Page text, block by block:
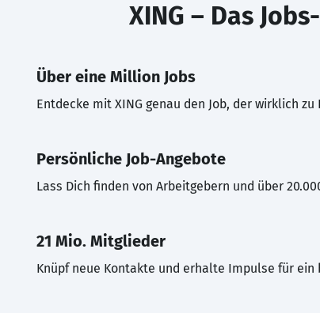
XING – Das
Über eine Million Jobs
Entdecke mit XING genau den Job, der wirklich zu
Persönliche Job-Angebote
Lass Dich finden von Arbeitgebern und über
21 Mio. Mitglieder
Knüpf neue Kontakte und erhalte Impulse für ein